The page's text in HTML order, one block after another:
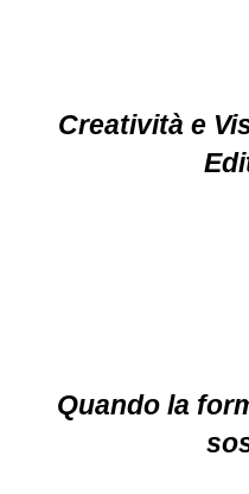
Creatività e
Quando la